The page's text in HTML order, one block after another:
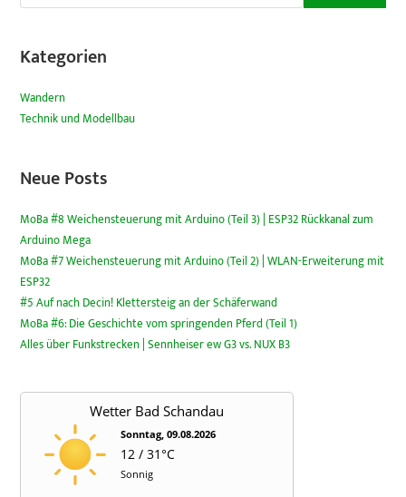
Kategorien
Wandern
Technik und Modellbau
Neue Posts
MoBa #8 Weichensteuerung mit Arduino (Teil 3) | ESP32 Rückkanal zum
Arduino Mega
MoBa #7 Weichensteuerung mit Arduino (Teil 2) | WLAN-Erweiterung mit
ESP32
#5 Auf nach Decin! Klettersteig an der Schäferwand
MoBa #6: Die Geschichte vom springenden Pferd (Teil 1)
Alles über Funkstrecken | Sennheiser ew G3 vs. NUX B3
Wetter Bad Schandau
Sonntag, 09.08.2026
12 / 31°C
Sonnig